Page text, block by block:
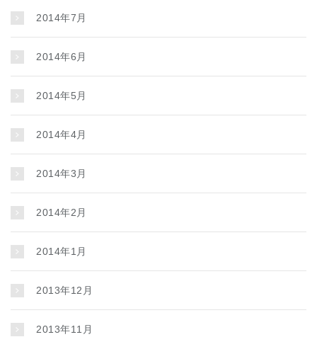
2014年7月
2014年6月
2014年5月
2014年4月
2014年3月
2014年2月
2014年1月
2013年12月
2013年11月